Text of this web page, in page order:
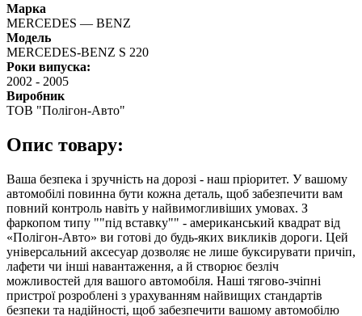
Марка
MERCEDES — BENZ
Модель
MERCEDES-BENZ S 220
Роки випуска:
2002 - 2005
Виробник
ТОВ "Полігон-Авто"
Опис товару:
Ваша безпека і зручність на дорозі - наш пріоритет. У вашому
автомобілі повинна бути кожна деталь, щоб забезпечити вам
повний контроль навіть у найвимогливіших умовах. З
фаркопом типу ""під вставку"" - американський квадрат від
«Полігон-Авто» ви готові до будь-яких викликів дороги. Цей
універсальний аксесуар дозволяє не лише буксирувати причіп,
лафети чи інші навантаження, а й створює безліч
можливостей для вашого автомобіля. Наші тягово-зчіпні
пристрої розроблені з урахуванням найвищих стандартів
безпеки та надійності, щоб забезпечити вашому автомобілю